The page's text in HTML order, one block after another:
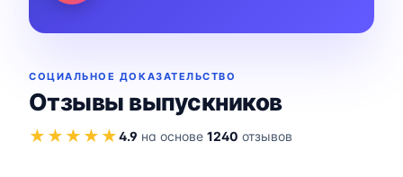
СОЦИАЛЬНОЕ ДОКАЗАТЕЛЬСТВО
Отзывы выпускников
★★★★★4.9 на основе 1240 отзывов